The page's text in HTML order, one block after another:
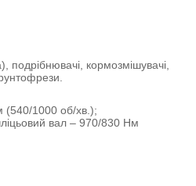
подрібнювачі, кормозмішувачі,
(540/1000 об/хв.);
вал – 970/830 Нм